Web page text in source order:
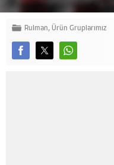
Rulman, Ürün Gruplarımız